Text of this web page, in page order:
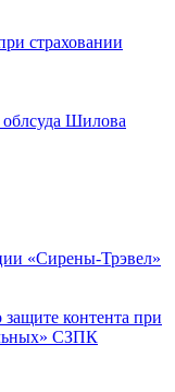
страховании
Шилова
«Сирены-Трэвел»
контента при
СЗПК